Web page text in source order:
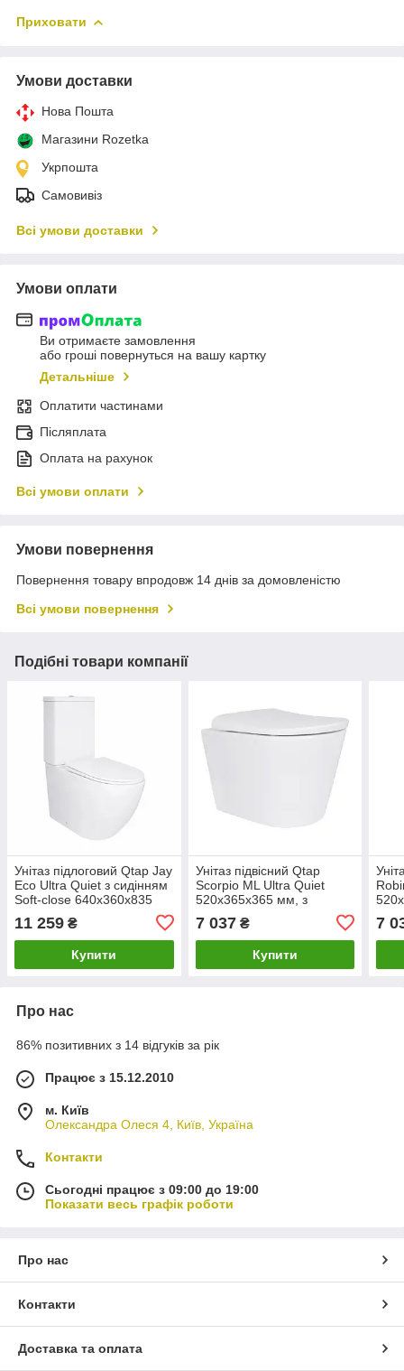
Приховати
Умови доставки
Нова Пошта
Магазини Rozetka
Укрпошта
Самовивіз
Всі умови доставки
Умови оплати
Ви отримаєте замовлення
або гроші повернуться на вашу картку
Детальніше
Оплатити частинами
Післяплата
Оплата на рахунок
Всі умови оплати
Умови повернення
Повернення товару впродовж 14 днів за домовленістю
Всі умови повернення
Подібні товари компанії
Унітаз підлоговий Qtap Jay
Eco Ultra Quiet з сидінням
Soft-close 640x360x835
White
11 259 ₴
Купити
Унітаз підвісний Qtap
Scorpio ML Ultra Quiet
520x365x365 мм, з
MagLock, White
QTSCOML26W49624
7 037₴
Купити
7
Про нас
86% позитивних з 14 відгуків за рік
Працює з 15.12.2010
м. Київ
Олександра Олеся 4, Київ, Україна
Контакти
Сьогодні працює з 09:00 до 19:00
Показати весь графік роботи
Про нас
Контакти
Доставка та оплата